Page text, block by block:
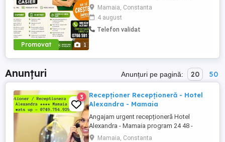
Promovat 1
(strada Prelungirea D12) locul unde
energia bună și profesionalismul fac
echipă excelentă! Căutăm: Lucrător
comercial Casier Full-time Program în ture
Mamaia, Constanta
4 august
Telefon validat
Anunțuri Anunțuri pe pagină: 20 50
3
Recepționer Recepționeră - Hotel
Alexandra - Mamaia
Angajam urgent recepționeră Hotel
Alexandra - Mamaia program 24 48 -
salariu 4000 lei net in mana pentru detalii
Mamaia, Constanta